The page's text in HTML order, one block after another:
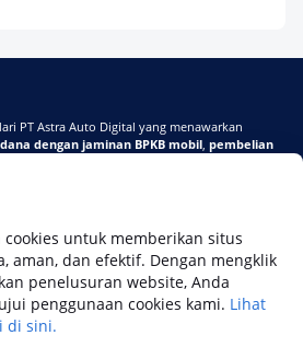
cookies untuk memberikan situs
aman, dan efektif. Dengan mengklik
penelusuran website, Anda
penggunaan cookies kami. Lihat
di sini.
Pinjol 2 Hari, Apakah Langsung
Checking? Simak Peraturan
PT Astra Auto Digital yang menawarkan
dengan jaminan BPKB mobil, pembelian